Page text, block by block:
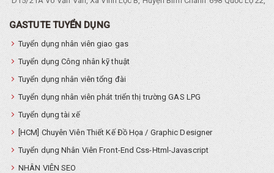
GASTUTE TUYỂN DỤNG
Tuyển dụng nhân viên giao gas
Tuyển dụng Công nhân kỹ thuật
Tuyển dụng nhân viên tổng đài
Tuyển dụng nhân viên phát triển thị trường GAS LPG
Tuyển dụng tài xế
[HCM] Chuyên Viên Thiết Kế Đồ Họa / Graphic Designer
Tuyển dụng Nhân Viên Front-End Css-Html-Javascript
NHÂN VIÊN SEO